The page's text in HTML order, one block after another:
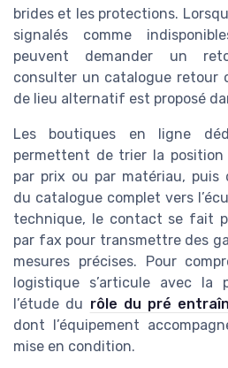
brides et les protections.
signalés comme
peuvent demander un
consulter un catalogue retour
de lieu alternatif est proposé
Les boutiques en ligne
permettent de trier la
par prix ou par matériau, puis
du catalogue complet vers
technique, le contact se fait
par fax pour transmettre des
mesures précises. Pour
logistique s’articule avec la
l’étude du rôle du pré
dont l’équipement
mise en condition.